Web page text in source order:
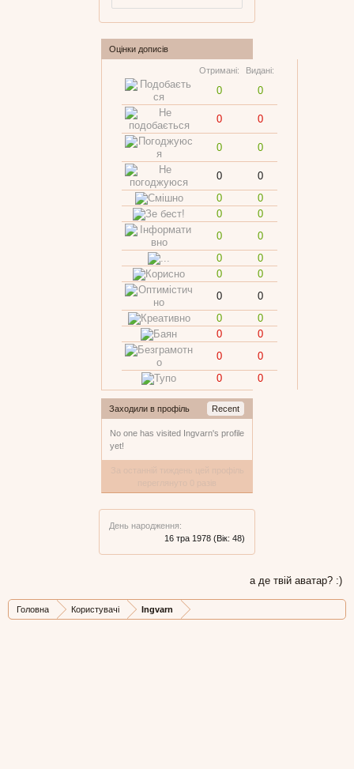
Оцінки дописів
Отримані: Видані:
0 0
0 0
0 0
0
0
0
0
0
0
0
0
0
0
0
0
0
0
0
0
0
0
0
0
0
0
Заходили в профіль Recent
No one has visited Ingvarn's profile
yet!
День народження:
16 тра 1978 (Вік: 48)
а де твій аватар? :)
Головна Користувачі Ingvarn